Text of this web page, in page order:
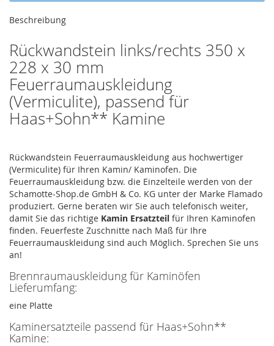
Beschreibung
Rückwandstein links/rechts 350 x
228 x 30 mm
Feuerraumauskleidung
(Vermiculite), passend für
Haas+Sohn** Kamine
Rückwandstein Feuerraumauskleidung aus hochwertiger
(Vermiculite) für Ihren Kamin/ Kaminofen. Die
Feuerraumauskleidung bzw. die Einzelteile werden von der
Schamotte-Shop.de GmbH & Co. KG unter der Marke Flamado
produziert. Gerne beraten wir Sie auch telefonisch weiter,
damit Sie das richtige Kamin Ersatzteil für Ihren Kaminofen
finden. Feuerfeste Zuschnitte nach Maß für Ihre
Feuerraumauskleidung sind auch Möglich. Sprechen Sie uns
an!
Brennraumauskleidung für Kaminöfen
Lieferumfang:
eine Platte
Kaminersatzteile passend für Haas+Sohn**
Kamine: